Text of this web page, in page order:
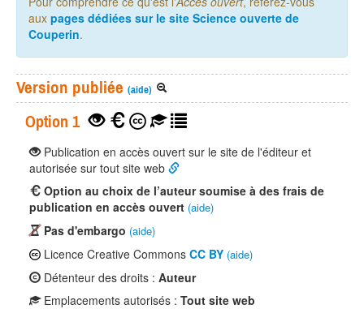
aux pages dédiées sur le site Science ouverte de
Couperin.
Version publiée (aide)
Option 1
Publication en accès ouvert sur le site de l'éditeur et
autorisée sur tout site web
Option au choix de l’auteur soumise à des frais de
publication en accès ouvert (aide)
Pas d'embargo (aide)
Licence Creative Commons CC BY (aide)
Détenteur des droits : Auteur
Emplacements autorisés : Tout site web